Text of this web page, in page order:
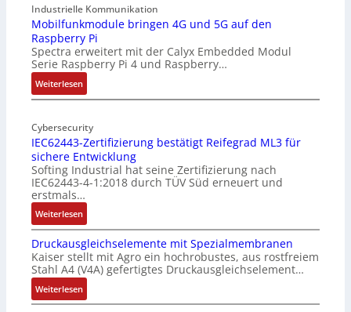
9
-
Z
o
l
l
-
n
d
u
s
t
r
i
e
-
P
C
l
ä
Industrielle Kommunikation
Mobilfunkmodule bringen 4G und 5G auf den
Raspberry Pi
Spectra erweitert mit der Calyx Embedded Modul
Serie Raspberry Pi 4 und Raspberry…
Weiterlesen:
M
b
i
l
f
u
n
k
m
o
d
u
l
e
Cybersecurity
IEC62443-Zertifizierung bestätigt Reifegrad ML3 für
sichere Entwicklung
Softing Industrial hat seine Zertifizierung nach
IEC62443-4-1:2018 durch TÜV Süd erneuert und
erstmals…
Weiterlesen:
I
E
6
2
4
Druckausgleichselemente mit Spezialmembranen
Kaiser stellt mit Agro ein hochrobustes, aus rostfreiem
Stahl A4 (V4A) gefertigtes Druckausgleichselement…
Weiterlesen:
D